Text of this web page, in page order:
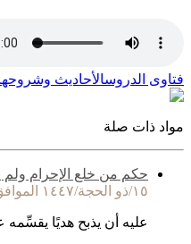
فتاوى الدروسالأحاديث
مواد ذات صلة
حكم من خلع الإحرام
١٥/ذو الحجة/١٤٤٧ الموافق ١/يونيو/٢٠٢٦
عليه أن يذبح هديًا